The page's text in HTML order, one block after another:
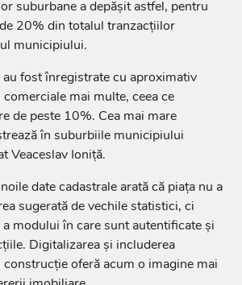
suburbane a depășit astfel, pentru
20% din totalul tranzacțiilor
municipiului.
fost înregistrate cu aproximativ
mai multe, ceea ce
de peste 10%. Cea mai mare
în suburbiile municipiului
Veaceslav Ioniță.
date cadastrale arată că piața nu a
sugerată de vechile statistici, ci
modului în care sunt autentificate și
Digitalizarea și includerea
oferă acum o imagine mai